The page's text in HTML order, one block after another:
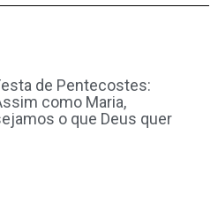
de Pentecostes:
como Maria,
o que Deus quer